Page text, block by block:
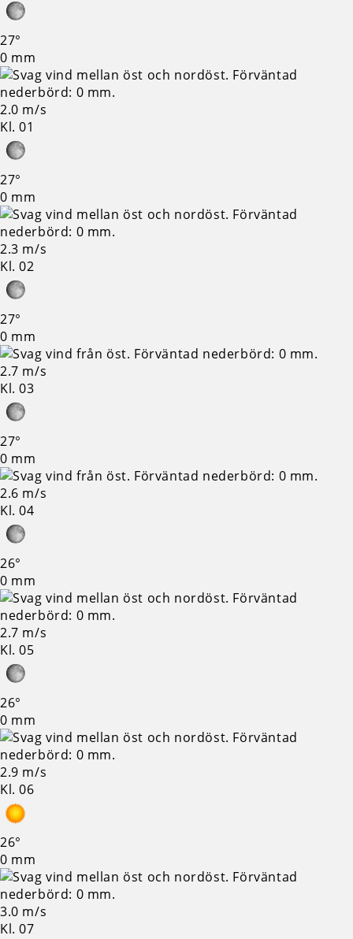
27°
0 mm
2.0 m/s
Kl. 01
27°
0 mm
2.3 m/s
Kl. 02
27°
0 mm
2.7 m/s
Kl. 03
27°
0 mm
2.6 m/s
Kl. 04
26°
0 mm
2.7 m/s
Kl. 05
26°
0 mm
2.9 m/s
Kl. 06
26°
0 mm
3.0 m/s
Kl. 07